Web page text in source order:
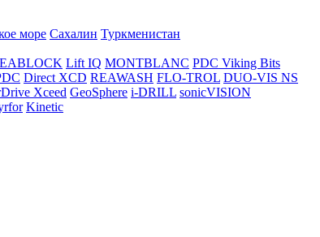
море Сахалин Туркменистан
Lift IQ MONTBLANC PDC Viking Bits
Direct XCD REAWASH FLO-TROL DUO-VIS NS
Xceed GeoSphere i-DRILL sonicVISION
Kinetic